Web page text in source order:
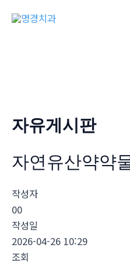
자유게시판
자연유산약약
작성자
00
작성일
2026-04-26 10:29
조회